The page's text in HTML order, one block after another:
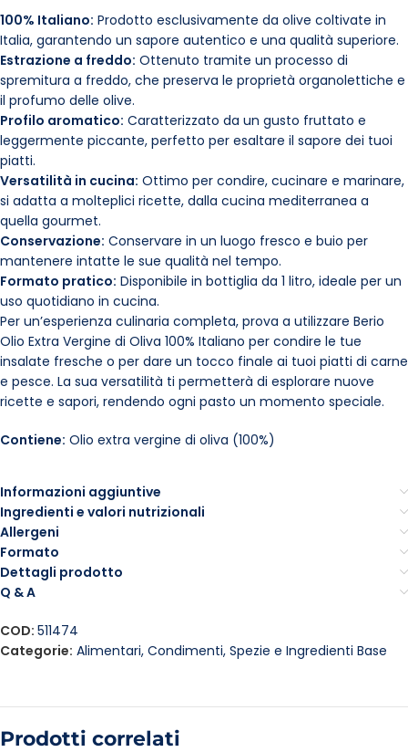
100% Italiano: Prodotto esclusivamente da olive coltivate in
Italia, garantendo un sapore autentico e una qualità superiore.
Estrazione a freddo: Ottenuto tramite un processo di
spremitura a freddo, che preserva le proprietà organolettiche e
il profumo delle olive.
Profilo aromatico: Caratterizzato da un gusto fruttato e
leggermente piccante, perfetto per esaltare il sapore dei tuoi
piatti.
Versatilità in cucina: Ottimo per condire, cucinare e marinare,
si adatta a molteplici ricette, dalla cucina mediterranea a
quella gourmet.
Conservazione: Conservare in un luogo fresco e buio per
mantenere intatte le sue qualità nel tempo.
Formato pratico: Disponibile in bottiglia da 1 litro, ideale per un
uso quotidiano in cucina.
Per un’esperienza culinaria completa, prova a utilizzare Berio
Olio Extra Vergine di Oliva 100% Italiano per condire le tue
insalate fresche o per dare un tocco finale ai tuoi piatti di carne
e pesce. La sua versatilità ti permetterà di esplorare nuove
ricette e sapori, rendendo ogni pasto un momento speciale.
Contiene: Olio extra vergine di oliva (100%)
Informazioni aggiuntive
Ingredienti e valori nutrizionali
Allergeni
Formato
Dettagli prodotto
Q & A
COD: 511474
Categorie: Alimentari, Condimenti, Spezie e Ingredienti Base
Prodotti correlati